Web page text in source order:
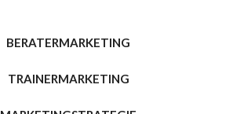
BERATERMARKETING
TRAINERMARKETING